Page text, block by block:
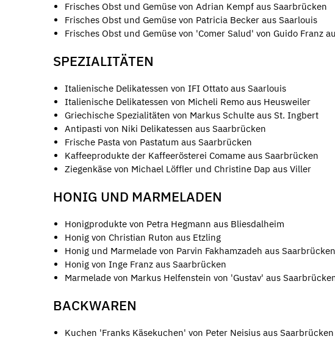
Frisches Obst und Gemüse von Adrian Kempf aus Saarbrücken
Frisches Obst und Gemüse von Patricia Becker aus Saarlouis
Frisches Obst und Gemüse von 'Comer Salud' von Guido Franz
SPEZIALITÄTEN
Italienische Delikatessen von IFI Ottato aus Saarlouis
Italienische Delikatessen von Micheli Remo aus Heusweiler
Griechische Spezialitäten von Markus Schulte aus St. Ingbert
Antipasti von Niki Delikatessen aus Saarbrücken
Frische Pasta von Pastatum aus Saarbrücken
Kaffeeprodukte der Kaffeerösterei Comame aus Saarbrücken
Ziegenkäse von Michael Löffler und Christine Dap aus Viller
HONIG UND MARMELADEN
Honigprodukte von Petra Hegmann aus Bliesdalheim
Honig von Christian Ruton aus Etzling
Honig und Marmelade von Parvin Fakhamzadeh aus Saarbrücken
Honig von Inge Franz aus Saarbrücken
Marmelade von Markus Helfenstein von 'Gustav' aus
BACKWAREN
Kuchen 'Franks Käsekuchen' von Peter Neisius aus Saarbrücken